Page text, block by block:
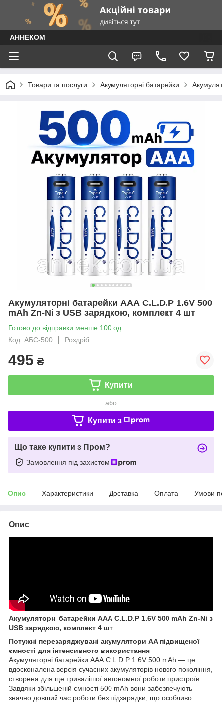
АННЕКОМ
Товари та послуги Акумуляторні батарейки
Акумуляторні батарейки AAА C.L.D.P 1.6V 500
mAh Zn-Ni з USB зарядкою, комплект 4 шт
Готово до відправки менше 100 од.
Код: АБС-500
Роздріб
495 ₴
Купити
або
Купити з
Що таке купити з Пром?
Замовлення під захистом
Опис Характеристики Доставка Оплата Умови
Опис
Акумуляторні батарейки AAА C.L.D.P 1.6V 500 mAh Zn-Ni з
USB зарядкою, комплект 4 шт
Потужні перезаряджувані акумулятори AA підвищеної
ємності для інтенсивного використання
Акумуляторні батарейки AAА C.L.D.P 1.6V 500 mAh — це
вдосконалена версія сучасних акумуляторів нового покоління,
створена для ще тривалішої автономної роботи пристроїв.
Завдяки збільшеній ємності 500 mAh вони забезпечують
значно довший час роботи без підзарядки, що особливо